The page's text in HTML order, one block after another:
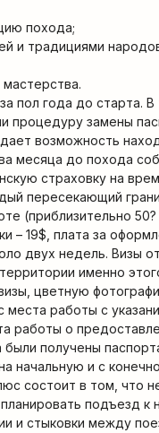
похода;
и традициями
пол года до старта.
процедуру замены
возможность
месяца до похода
страховку на
пересекающий
(приблизительно
– 19$, плата за
двух недель. Визы
именно
цветную
работы с
работы о
получены
и с
состоит в том, что
подъезд
и стыковки между